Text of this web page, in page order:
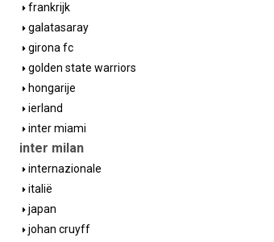
frankrijk
galatasaray
girona fc
golden state warriors
hongarije
ierland
inter miami
inter milan
internazionale
italië
japan
johan cruyff